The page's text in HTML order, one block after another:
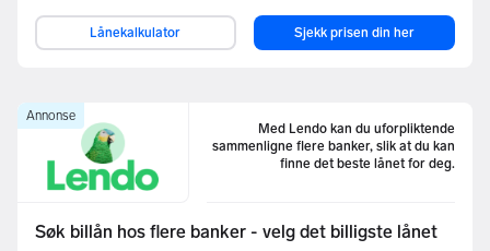
Lånekalkulator Sjekk prisen din her
Annonse
Med Lendo kan du uforpliktende
sammenligne flere banker, slik at du kan
finne det beste lånet for deg.
Søk billån hos flere banker - velg det billigste lånet